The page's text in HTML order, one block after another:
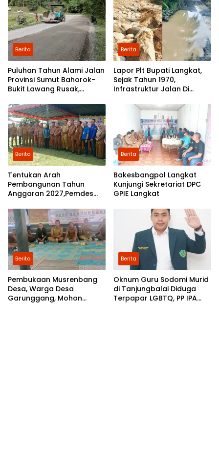
Berita
Puluhan Tahun Alami Jalan
Provinsi Sumut Bahorok-
Bukit Lawang Rusak,
Perbaikan
Berita
Lapor Plt Bupati Langkat,
Sejak Tahun 1970,
Infrastruktur Jalan Di
Diperhatikan Pemerintah
Kabupaten Langkat
Berita
Tentukan Arah
Pembangunan Tahun
Anggaran 2027,Pemdes
Musrenbang
Berita
Bakesbangpol Langkat
Kunjungi Sekretariat DPC
GPIE Langkat
Berita
Pembukaan Musrenbang
Desa, Warga Desa
Garunggang, Mohon
Berita
Oknum Guru Sodomi Murid
di Tanjungbalai Diduga
Terpapar LGBTQ, PP IPA